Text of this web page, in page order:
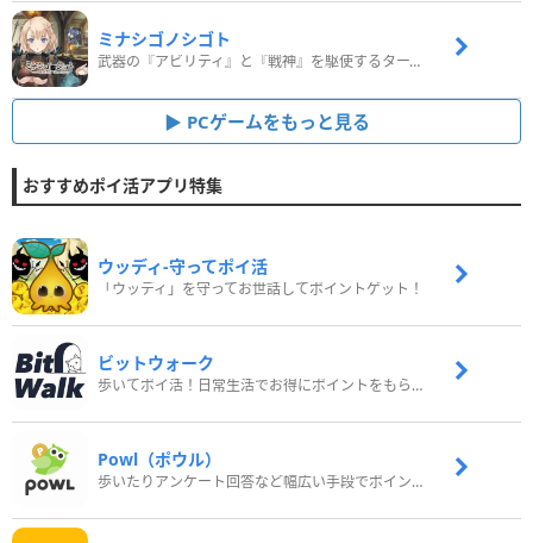
ミナシゴノシゴト
武器の『アビリティ』と『戦神』を駆使するターン制コマンドバトルRPG！
PCゲームをもっと見る
おすすめポイ活アプリ特集
ウッディ‐守ってポイ活
「ウッディ」を守ってお世話してポイントゲット！
ビットウォーク
歩いてポイ活！日常生活でお得にポイントをもらおう
Powl（ポウル）
歩いたりアンケート回答など幅広い手段でポイントをゲット